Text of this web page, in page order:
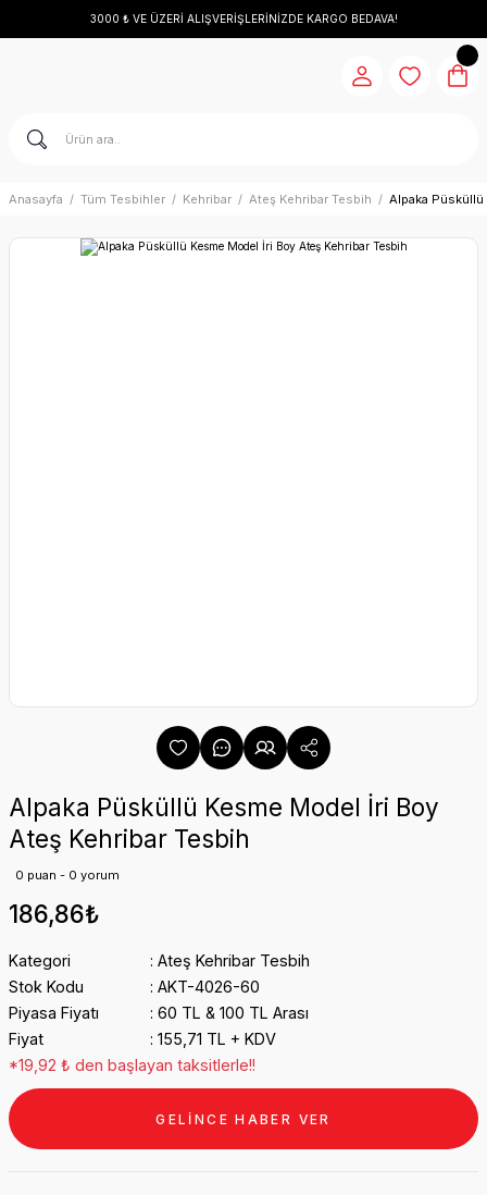
3000 ₺ VE ÜZERİ ALIŞVERİŞLERİNİZDE KARGO BEDAVA!
Anasayfa Tüm Tesbihler Kehribar Ateş Kehribar Tesbih Alpaka
Alpaka Püsküllü Kesme Model İri Boy
Ateş Kehribar Tesbih
0 puan - 0 yorum
186,86₺
Kategori
Ateş Kehribar Tesbih
Stok Kodu
AKT-4026-60
Piyasa Fiyatı
60 TL & 100 TL Arası
Fiyat
155,71 TL + KDV
*19,92 ₺ den başlayan taksitlerle!!
GELİNCE HABER VER